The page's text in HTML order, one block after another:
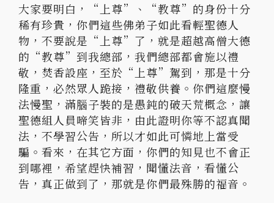
大家要明白，“上尊”、“教尊”的身份十分
稀有珍貴，你們這些佛弟子如此看輕聖德人
物，不要說是“上尊”了，就是超越高僧大德
的“教尊”到我總部，我們總部都會施以禮
敬，焚香設座，至於“上尊”駕到，那是十分
隆重，必然眾人跪接，禮敬供養。你們這麼慢
法慢聖，滿腦子裝的是愚鈍的破天荒概念，讓
聖德組人員啼笑皆非，由此證明你等不認真聞
法，不學習公告，所以才如此可憐地上當受
騙。看來，在其它方面，你們的知見也不會正
到哪裡，希望趕快補習，聞懂法音，看懂公
告，真正做到了，那就是你們最殊勝的福音。